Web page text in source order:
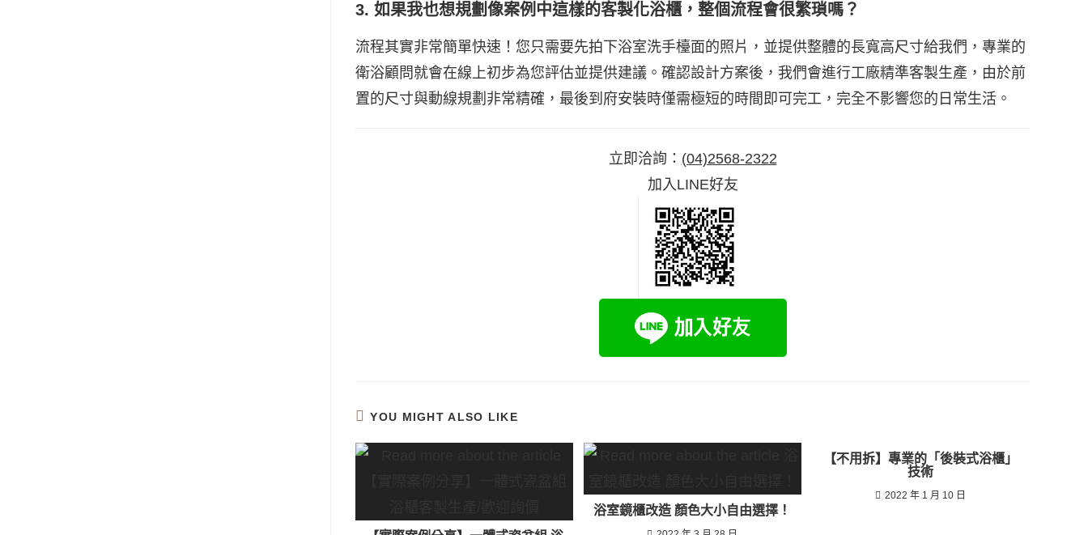
3. 如果我也想規劃像案例中這樣的客製化浴櫃，整個流程會很繁瑣嗎？
流程其實非常簡單快速！您只需要先拍下浴室洗手檯面的照片，並提供整體的長寬高尺寸給我們，專業的
衛浴顧問就會在線上初步為您評估並提供建議。確認設計方案後，我們會進行工廠精準客製生產，由於前
置的尺寸與動線規劃非常精確，最後到府安裝時僅需極短的時間即可完工，完全不影響您的日常生活。
立即洽詢： (04)2568-2322
加入LINE好友
YOU MIGHT ALSO LIKE
浴室鏡櫃改造 顏色大小自由選擇！
【不用拆】專業的「後裝式浴櫃」
技術
2022 年 1 月 10 日